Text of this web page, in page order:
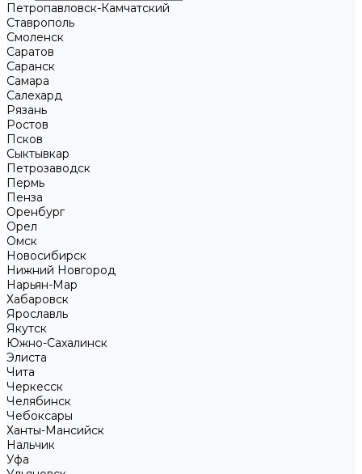
Петропавловск-Камчатский
Ставрополь
Смоленск
Саратов
Саранск
Самара
Салехард
Рязань
Ростов
Псков
Сыктывкар
Петрозаводск
Пермь
Пенза
Оренбург
Орел
Омск
Новосибирск
Нижний Новгород
Нарьян-Мар
Хабаровск
Ярославль
Якутск
Южно-Сахалинск
Элиста
Чита
Черкесск
Челябинск
Чебоксары
Ханты-Мансийск
Нальчик
Уфа